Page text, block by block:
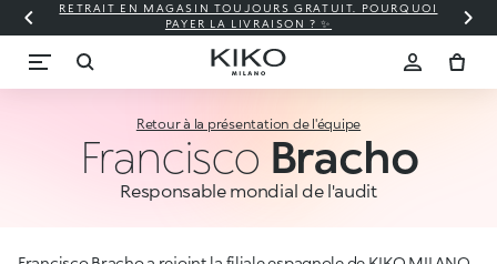
RETRAIT EN MAGASIN TOUJOURS GRATUIT. POURQUOI
PAYER LA LIVRAISON ? ✨
Retour à la présentation de l'équipe
Francisco Bracho
Responsable mondial de l'audit